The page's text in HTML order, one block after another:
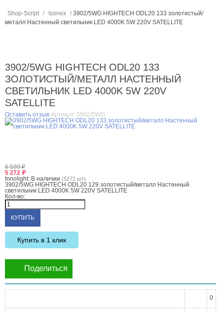
Shop-Script / Isonex /3902/5WG HIGHTECH ODL20 133 золотистый/
металл Настенный светильник LED 4000K 5W 220V SATELLITE
3902/5WG HIGHTECH ODL20 133
ЗОЛОТИСТЫЙ/МЕТАЛЛ НАСТЕННЫЙ
СВЕТИЛЬНИК LED 4000K 5W 220V
SATELLITE
Оставить отзыв Артикул: 3902/5WG
6 590₽
5 272 ₽
Innolight: В наличии (5272 шт)
3902/5WG HIGHTECH ODL20 129 золотистый/металл Настенный
светильник LED 4000K 5W 220V SATELLITE
Кол-во:
Купить в 1 клик
Поделиться
0